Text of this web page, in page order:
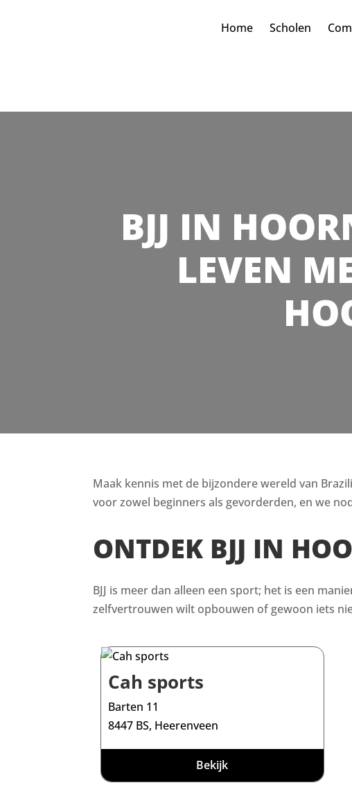
Home Scholen
BJJ IN
LEVEN
Maak kennis met de bijzondere wereld van
voor zowel beginners als gevorderden, en we
ONTDEK BJJ IN
BJJ is meer dan alleen een sport; het is een
zelfvertrouwen wilt opbouwen of gewoon iets
Cah sports
Barten 11
8447 BS, Heerenveen
Bekijk